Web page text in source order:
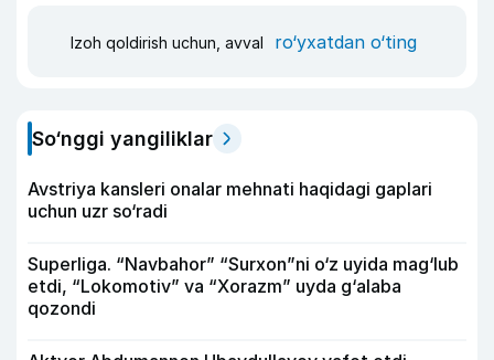
Izoh qoldirish uchun, avval ro‘yxatdan o‘ting
So‘nggi yangiliklar
Avstriya kansleri onalar mehnati haqidagi gaplari
uchun uzr so‘radi
Superliga. “Navbahor” “Surxon”ni o‘z uyida mag‘lub
etdi, “Lokomotiv” va “Xorazm” uyda g‘alaba
qozondi